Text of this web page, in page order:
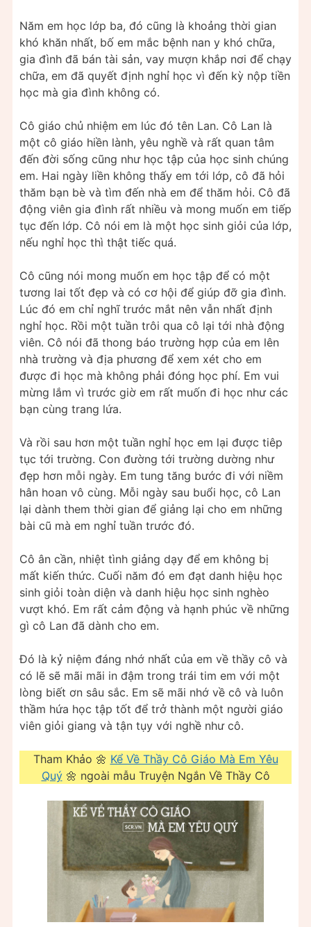
Năm em học lớp ba, đó cũng là khoảng thời gian
khó khăn nhất, bố em mắc bệnh nan y khó chữa,
gia đình đã bán tài sản, vay mượn khắp nơi để chạy
chữa, em đã quyết định nghỉ học vì đến kỳ nộp tiền
học mà gia đình không có.
Cô giáo chủ nhiệm em lúc đó tên Lan. Cô Lan là
một cô giáo hiền lành, yêu nghề và rất quan tâm
đến đời sống cũng như học tập của học sinh chúng
em. Hai ngày liền không thấy em tới lớp, cô đã hỏi
thăm bạn bè và tìm đến nhà em để thăm hỏi. Cô đã
động viên gia đình rất nhiều và mong muốn em tiếp
tục đến lớp. Cô nói em là một học sinh giỏi của lớp,
nếu nghỉ học thì thật tiếc quá.
Cô cũng nói mong muốn em học tập để có một
tương lai tốt đẹp và có cơ hội để giúp đỡ gia đình.
Lúc đó em chỉ nghĩ trước mắt nên vẫn nhất định
nghỉ học. Rồi một tuần trôi qua cô lại tới nhà động
viên. Cô nói đã thong báo trường hợp của em lên
nhà trường và địa phương để xem xét cho em
được đi học mà không phải đóng học phí. Em vui
mừng lắm vì trước giờ em rất muốn đi học như các
bạn cùng trang lứa.
Và rồi sau hơn một tuần nghỉ học em lại được tiêp
tục tới trường. Con đường tới trường dường như
đẹp hơn mỗi ngày. Em tung tăng bước đi với niềm
hân hoan vô cùng. Mỗi ngày sau buổi học, cô Lan
lại dành them thời gian để giảng lại cho em những
bài cũ mà em nghỉ tuần trước đó.
Cô ân cần, nhiệt tình giảng dạy để em không bị
mất kiến thức. Cuối năm đó em đạt danh hiệu học
sinh giỏi toàn diện và danh hiệu học sinh nghèo
vượt khó. Em rất cảm động và hạnh phúc về những
gì cô Lan đã dành cho em.
Đó là kỷ niệm đáng nhớ nhất của em về thầy cô và
có lẽ sẽ mãi mãi in đậm trong trái tim em với một
lòng biết ơn sâu sắc. Em sẽ mãi nhớ về cô và luôn
thầm hứa học tập tốt để trở thành một người giáo
viên giỏi giang và tận tụy với nghề như cô.
Tham Khảo 🌼 Kể Về Thầy Cô Giáo Mà Em Yêu
Quý🌼 ngoài mẫu Truyện Ngắn Về Thầy Cô